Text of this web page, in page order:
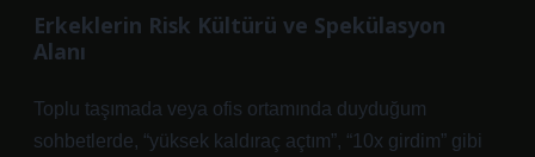
Erkeklerin Risk Kültürü ve Spekülasyon
Alanı
Toplu taşımada veya ofis ortamında duyduğum
sohbetlerde, “yüksek kaldıraç açtım”, “10x girdim” gibi